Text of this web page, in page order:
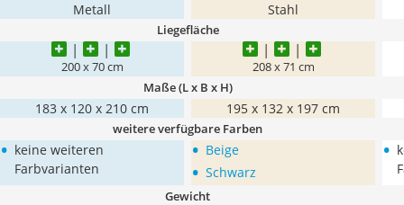
Metall Stahl
Liegefläche
200 x 70 cm 208 x 71 cm
Maße (L x B x H)
183 x 120 x 210 cm 195 x 132 x 197 cm
weitere verfügbare Farben
• keine weiteren
Farbvarianten
• Beige
• Schwarz
•
Gewicht